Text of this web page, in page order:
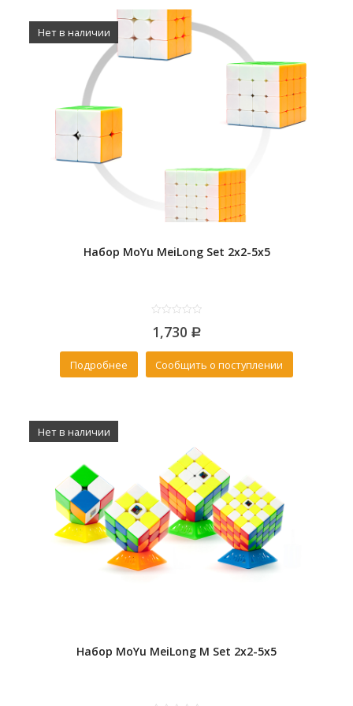
Нет в наличии
Набор MoYu MeiLong Set 2x2-5x5
out
5
1,730 Р
Подробнее Сообщить о поступлении
Нет в наличии
Набор MoYu MeiLong M Set 2x2-5x5